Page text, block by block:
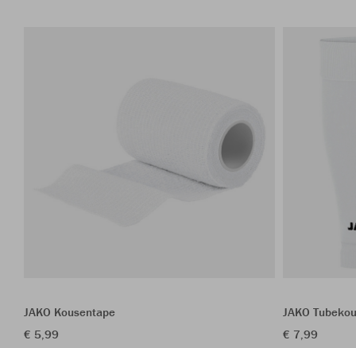
JAKO Kousentape
€ 5,99
JAKO
€ 7,99